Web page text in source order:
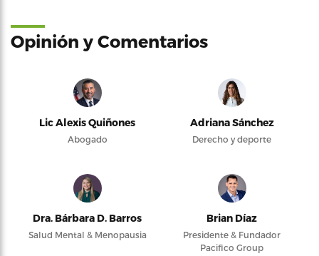
Opinión y Comentarios
Lic Alexis Quiñones
Abogado
Adriana Sánchez
Derecho y deporte
Dra. Bárbara D. Barros
Salud Mental & Menopausia
Brian Díaz
Presidente & Fundador
Pacifico Group